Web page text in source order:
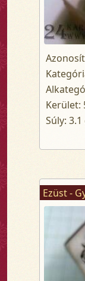
Kerület:
Súly:
Ezüst -